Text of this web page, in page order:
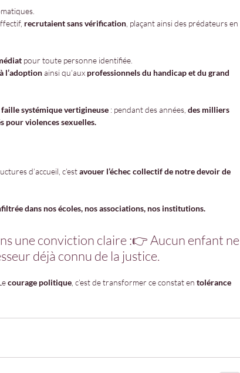
recrutaient sans vérification , plaçant ainsi des prédateurs en
pour toute personne identifiée.
l’adoption ainsi qu’aux professionnels du handicap et du grand
faille systémique vertigineuse : pendant des années, des milliers
pour violences sexuelles.
d’accueil, c’est avouer l’échec collectif de notre devoir de
dans nos écoles, nos associations, nos institutions.
une conviction claire :👉 Aucun enfant ne
déjà connu de la justice.
courage politique , c’est de transformer ce constat en tolérance